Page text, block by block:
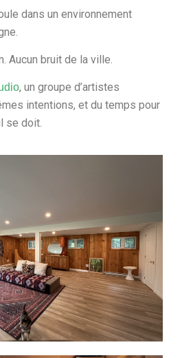
dans un environnement
Aucun bruit de la ville.
, un groupe d’artistes
intentions, et du temps pour
se doit.